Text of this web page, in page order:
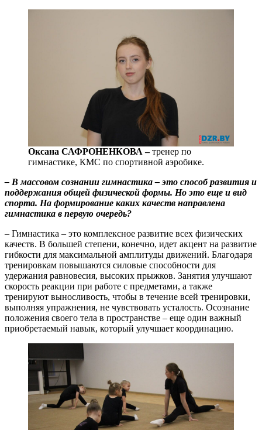
Оксана САФРОНЕНКОВА –тренер по
гимнастике, КМС по спортивной аэробике.
– В массовом сознании гимнастика – это способ развития и
поддержания общей физической формы. Но это еще и вид
спорта. На формирование каких качеств направлена
гимнастика в первую очередь?
– Гимнастика – это комплексное развитие всех физических
качеств. В большей степени, конечно, идет акцент на развитие
гибкости для максимальной амплитуды движений. Благодаря
тренировкам повышаются силовые способности для
удержания равновесия, высоких прыжков. Занятия улучшают
скорость реакции при работе с предметами, а также
тренируют выносливость, чтобы в течение всей тренировки,
выполняя упражнения, не чувствовать усталость. Осознание
положения своего тела в пространстве – еще один важный
приобретаемый навык, который улучшает координацию.